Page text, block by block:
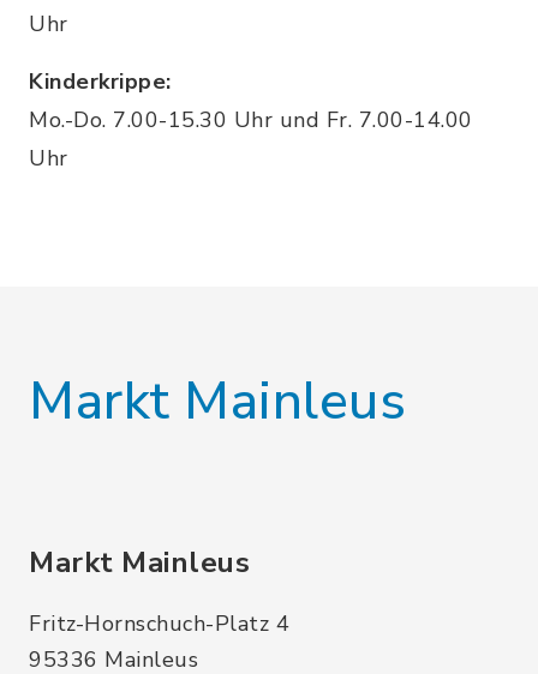
Uhr
Kinderkrippe:
Mo.-Do. 7.00-15.30 Uhr und Fr. 7.00-14.00
Uhr
Markt Mainleus
Markt Mainleus
Fritz-Hornschuch-Platz 4
95336 Mainleus